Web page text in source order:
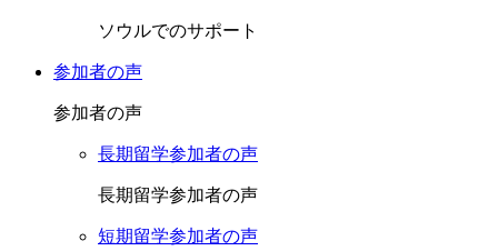
ソウルでのサポート
参加者の声
参加者の声
長期留学参加者の声
長期留学参加者の声
短期留学参加者の声